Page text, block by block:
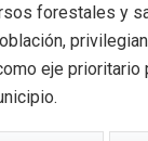
forestales y
eje prioritario